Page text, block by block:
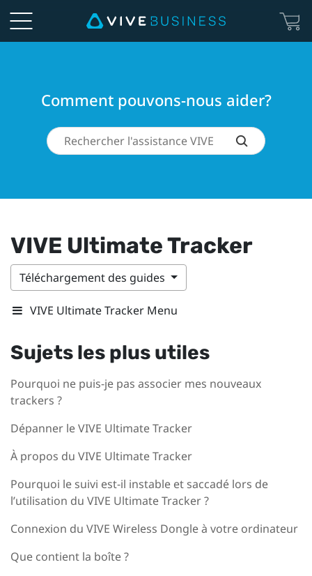
Comment pouvons-nous aider?
VIVE Ultimate Tracker
Téléchargement des guides
VIVE Ultimate Tracker Menu
Sujets les plus utiles
Pourquoi ne puis-je pas associer mes nouveaux
trackers ?
Dépanner le VIVE Ultimate Tracker
À propos du VIVE Ultimate Tracker
Pourquoi le suivi est-il instable et saccadé lors de
l’utilisation du VIVE Ultimate Tracker ?
Connexion du VIVE Wireless Dongle à votre ordinateur
Que contient la boîte ?